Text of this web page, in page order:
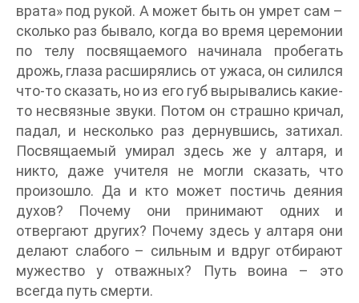
врата» под рукой. А может быть он умрет сам –
сколько раз бывало, когда во время церемонии
по телу посвящаемого начинала пробегать
дрожь, глаза расширялись от ужаса, он силился
что-то сказать, но из его губ вырывались какие-
то несвязные звуки. Потом он страшно кричал,
падал, и несколько раз дернувшись, затихал.
Посвящаемый умирал здесь же у алтаря, и
никто, даже учителя не могли сказать, что
произошло. Да и кто может постичь деяния
духов? Почему они принимают одних и
отвергают других? Почему здесь у алтаря они
делают слабого – сильным и вдруг отбирают
мужество у отважных? Путь воина – это
всегда путь смерти.